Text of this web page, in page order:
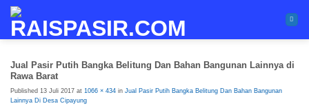
content
Jual Pasir Putih Bangka Belitung Dan Bahan Bangunan Lainnya di
Rawa Barat
Published 13 Juli 2017 at 1066 × 434 in Jual Pasir Putih Bangka Belitung Dan Bahan Bangunan
Lainnya Di Desa Cipayung